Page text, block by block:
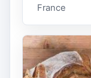
France